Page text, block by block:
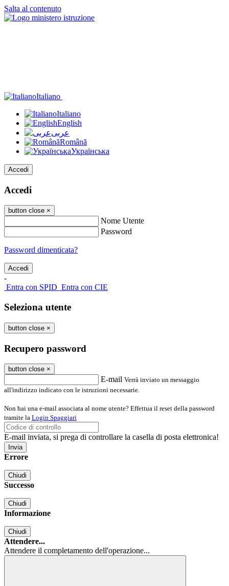
Salta al contenuto
Italiano
Italiano
English
عربى
Română
Українська
Accedi
Accedi
button close ×
Nome Utente
Password
Password dimenticata?
-
Entra con SPID Entra con CIE
Seleziona utente
button close ×
Recupero password
button close ×
E-mail Verrà inviato un messaggio
all'indirizzo indicato con le istruzioni necessarie.
Non hai una e-mail associata al nome utente? Effettua il reset della password
tramite la Login Spaggiari
E-mail inviata, si prega di controllare la casella di posta elettronica!
Errore
Chiudi
Successo
Chiudi
Informazione
Chiudi
Attendere...
Attendere il completamento dell'operazione...